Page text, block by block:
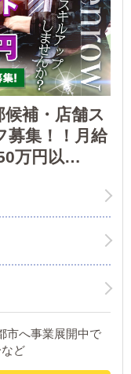
補・店舗ス
募集！！月給
万円以
市へ事業展開中で
など